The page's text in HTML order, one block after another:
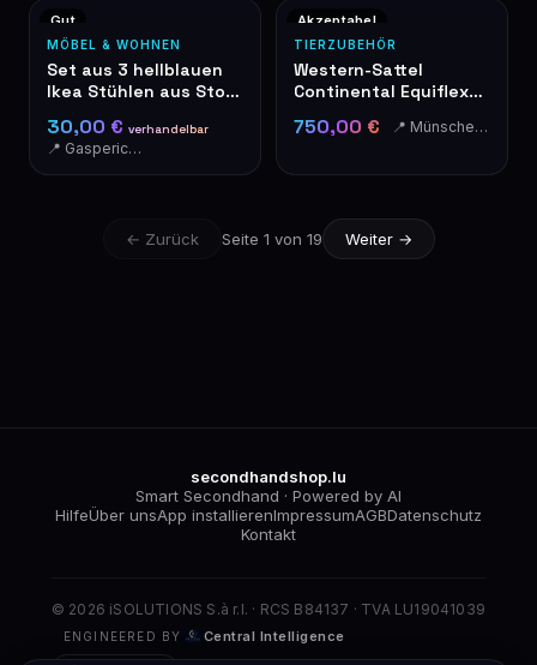
Gut
MÖBEL & WOHNEN
Set aus 3 hellblauen
Ikea Stühlen aus Stoff
30,00 € verhandelbar
📍 Gasperich - Luxembourg
Akzeptabel
TIERZUBEHÖR
Western-Sattel
Continental Equiflex
Flechtmuster und
750,00 € 📍 Münschecker
← Zurück Seite 1 von 19 Weiter →
secondhandshop.lu
Smart Secondhand · Powered by AI
HilfeÜber unsApp installierenImpressumAGBDatenschutz
Kontakt
© 2026 iSOLUTIONS S.à r.l. · RCS B84137 · TVA LU19041039
ENGINEERED BY Central Intelligence